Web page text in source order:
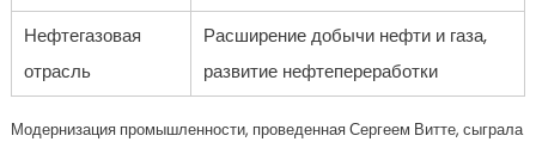
Нефтегазовая
отрасль
Расширение добычи нефти и газа,
развитие нефтепереработки
Модернизация промышленности, проведенная Сергеем Витте, сыграла